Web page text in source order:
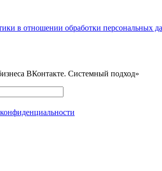
в отношении обработки персональных
ВКонтакте. Системный подход»